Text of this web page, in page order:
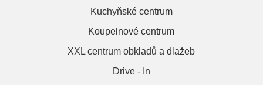
Kuchyňské centrum
Koupelnové centrum
XXL centrum obkladů a dlažeb
Drive - In